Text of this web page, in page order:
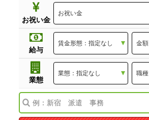
お祝い金
給与
業態